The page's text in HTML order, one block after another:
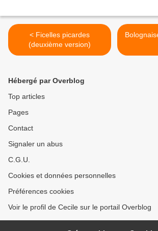
< Ficelles picardes
(deuxième version)
Hébergé par Overblog
Top articles
Pages
Contact
Signaler un abus
C.G.U.
Cookies et données personnelles
Préférences cookies
Voir le profil de Cecile sur le portail Overblog